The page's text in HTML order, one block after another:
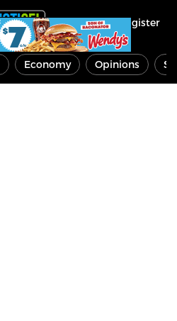
Register
Economy Opinions